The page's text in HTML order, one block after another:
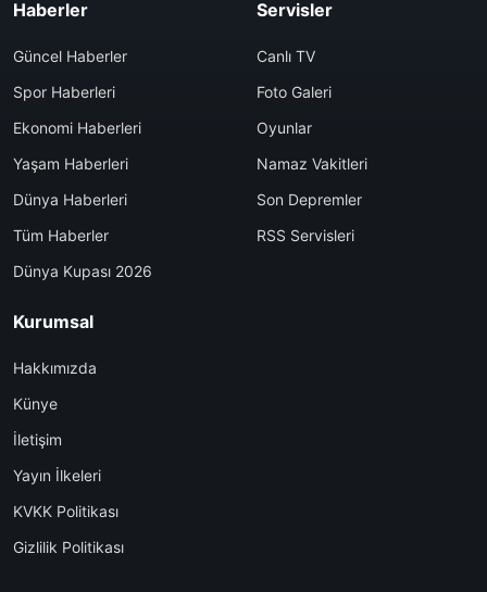
Haberler
Güncel Haberler
Spor Haberleri
Ekonomi Haberleri
Yaşam Haberleri
Dünya Haberleri
Tüm Haberler
Dünya Kupası 2026
Servisler
Canlı TV
Foto Galeri
Oyunlar
Namaz Vakitleri
Son Depremler
RSS Servisleri
Kurumsal
Hakkımızda
Künye
İletişim
Yayın İlkeleri
KVKK Politikası
Gizlilik Politikası